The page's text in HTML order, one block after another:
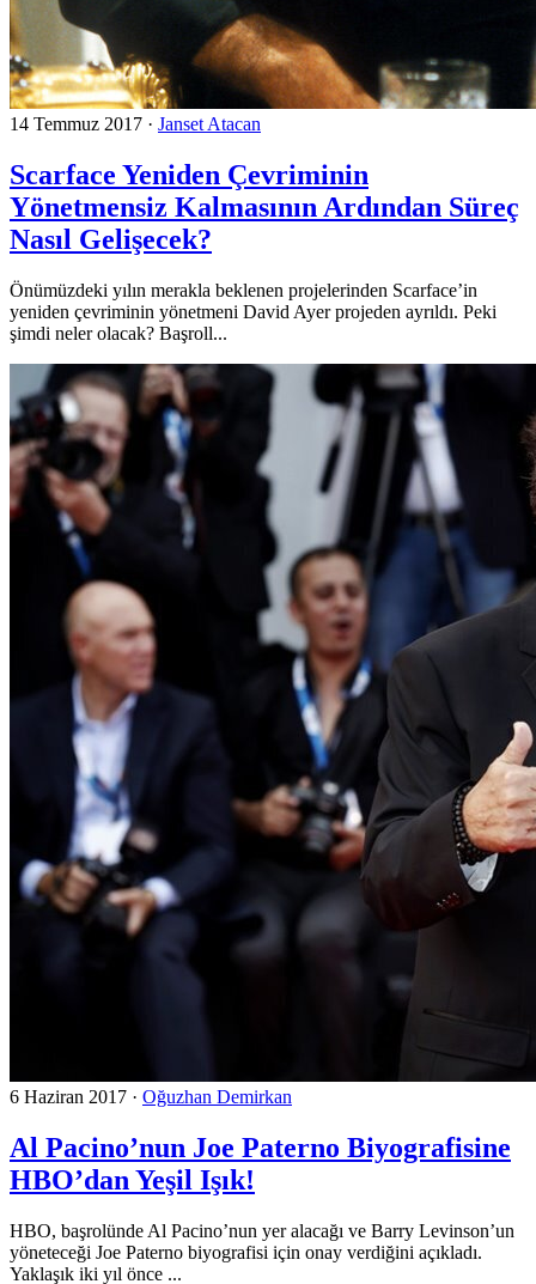
14 Temmuz 2017 · Janset Atacan
Scarface Yeniden Çevriminin
Yönetmensiz Kalmasının Ardından Süreç
Nasıl Gelişecek?
Önümüzdeki yılın merakla beklenen projelerinden Scarface’in
yeniden çevriminin yönetmeni David Ayer projeden ayrıldı. Peki
şimdi neler olacak? Başroll...
6 Haziran 2017 · Oğuzhan Demirkan
Al Pacino’nun Joe Paterno Biyografisine
HBO’dan Yeşil Işık!
HBO, başrolünde Al Pacino’nun yer alacağı ve Barry Levinson’un
yöneteceği Joe Paterno biyografisi için onay verdiğini açıkladı.
Yaklaşık iki yıl önce ...